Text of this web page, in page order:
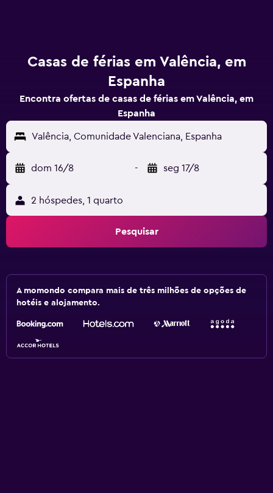
Casas de férias em Valência, em
Espanha
Encontra ofertas de casas de férias em Valência, em
Espanha
Valência, Comunidade Valenciana, Espanha
dom 16/8 - seg 17/8
2 hóspedes, 1 quarto
Pesquisar
A momondo compara mais de três milhões de opções de
hotéis e alojamento.